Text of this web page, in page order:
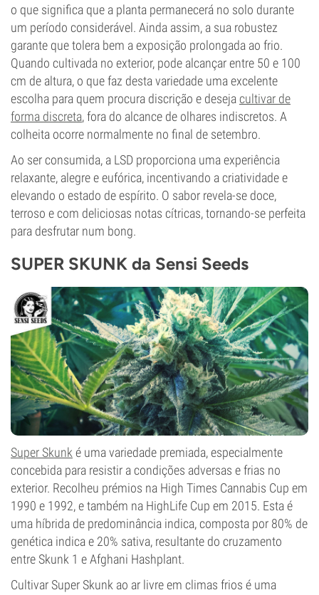
o que significa que a planta permanecerá no solo durante
um período considerável. Ainda assim, a sua robustez
garante que tolera bem a exposição prolongada ao frio.
Quando cultivada no exterior, pode alcançar entre 50 e 100
cm de altura, o que faz desta variedade uma excelente
escolha para quem procura discrição e desejacultivar de
forma discreta, fora do alcance de olhares indiscretos. A
colheita ocorre normalmente no final de setembro.
Ao ser consumida, a LSD proporciona uma experiência
relaxante, alegre e eufórica, incentivando a criatividade e
elevando o estado de espírito. O sabor revela-se doce,
terroso e com deliciosas notas cítricas, tornando-se perfeita
para desfrutar num bong.
SUPER SKUNK da Sensi Seeds
Super Skunk é uma variedade premiada, especialmente
concebida para resistir a condições adversas e frias no
exterior. Recolheu prémios na High Times Cannabis Cup em
1990 e 1992, e também na HighLife Cup em 2015. Esta é
uma híbrida de predominância indica, composta por 80% de
genética indica e 20% sativa, resultante do cruzamento
entre Skunk 1 e Afghani Hashplant.
Cultivar Super Skunk ao ar livre em climas frios é uma